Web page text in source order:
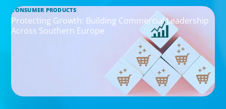
CONSUMER PRODUCTS
Protecting Growth: Building Commercial Leadership
Across Southern Europe